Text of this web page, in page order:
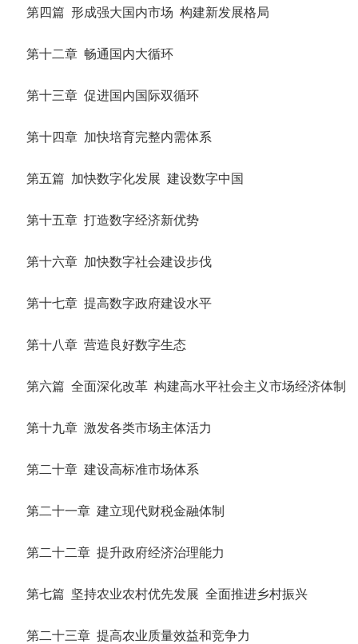
第四篇 形成强大国内市场 构建新发展格局
第十二章 畅通国内大循环
第十三章 促进国内国际双循环
第十四章 加快培育完整内需体系
第五篇 加快数字化发展 建设数字中国
第十五章 打造数字经济新优势
第十六章 加快数字社会建设步伐
第十七章 提高数字政府建设水平
第十八章 营造良好数字生态
第六篇 全面深化改革 构建高水平社会主义市场经济体制
第十九章 激发各类市场主体活力
第二十章 建设高标准市场体系
第二十一章 建立现代财税金融体制
第二十二章 提升政府经济治理能力
第七篇 坚持农业农村优先发展 全面推进乡村振兴
第二十三章 提高农业质量效益和竞争力